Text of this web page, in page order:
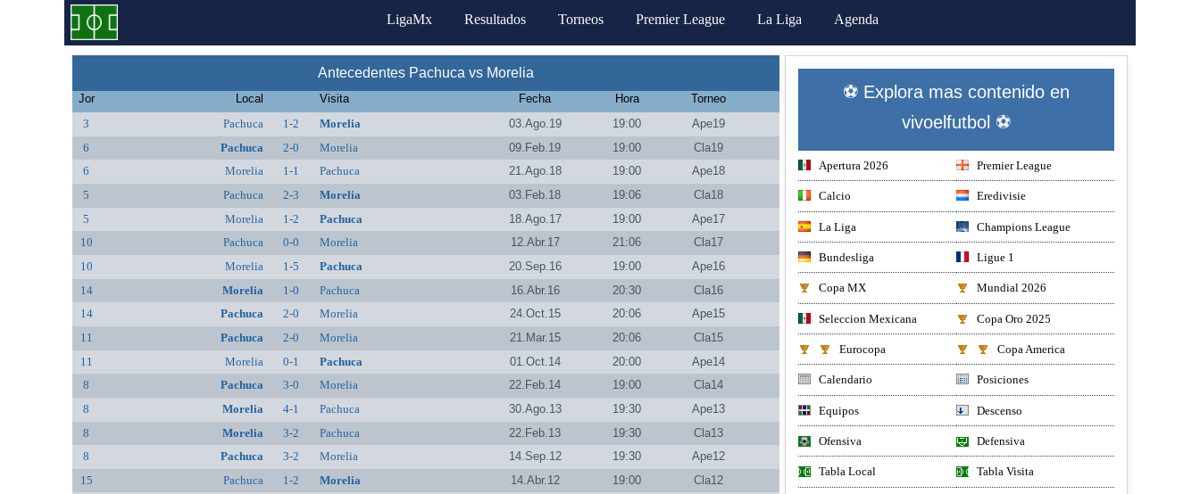
LigaMx Resultados Torneos Premier League La Liga Agenda
Antecedentes Pachuca vs Morelia
Jor Local Visita Fecha Hora
Torneo
3
Pachuca 1-2 Morelia 03.Ago.19 19:00
Ape19
6
Pachuca 2-0 Morelia 09.Feb.19 19:00
Cla19
6
Morelia 1-1 Pachuca 21.Ago.18 19:00
Ape18
5
Pachuca 2-3 Morelia 03.Feb.18 19:06
Cla18
5
Morelia 1-2 Pachuca 18.Ago.17 19:00
Ape17
10
Pachuca 0-0 Morelia 12.Abr.17 21:06
Cla17
10
Morelia 1-5 Pachuca 20.Sep.16 19:00
Ape16
14
Morelia 1-0 Pachuca 16.Abr.16 20:30
Cla16
14
Pachuca 2-0 Morelia 24.Oct.15 20:06
Ape15
11
Pachuca 2-0 Morelia 21.Mar.15 20:06
Cla15
11
Morelia 0-1 Pachuca 01.Oct.14 20:00
Ape14
8
Pachuca 3-0 Morelia 22.Feb.14 19:00
Cla14
8
Morelia 4-1 Pachuca 30.Ago.13 19:30
Ape13
8
Morelia 3-2 Pachuca 22.Feb.13 19:30
Cla13
8
Pachuca 3-2 Morelia 14.Sep.12 19:30
Ape12
15
Pachuca 1-2 Morelia 14.Abr.12 19:00
Cla12
⚽ Explora mas contenido en
vivoelfutbol ⚽
Apertura 2026 Premier League
Calcio Eredivisie
La Liga Champions League
Bundesliga Ligue 1
Copa MX Mundial 2026
Seleccion Mexicana Copa Oro 2025
Eurocopa Copa America
Calendario Posiciones
Equipos Descenso
Ofensiva Defensiva
Tabla Local Tabla Visita